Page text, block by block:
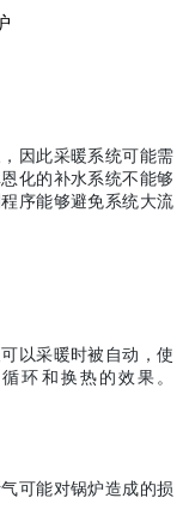
因此采暖系统可能需
化的补水系统不能够
序能够避免系统大流
以采暖时被自动 ，使
环和换热的效果。
可能对锅炉造成的损